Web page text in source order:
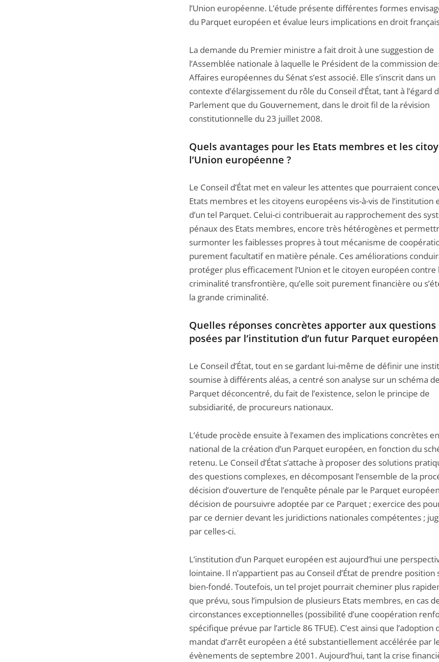
l’Union européenne. L’étude présente différentes formes
du Parquet européen et évalue leurs implications en droit
La demande du Premier ministre a fait droit à une suggestion de
l’Assemblée nationale à laquelle le Président de la commission
Affaires européennes du Sénat s’est associé. Elle s’inscrit dans un
contexte d’élargissement du rôle du Conseil d’État, tant à l’égard
Parlement que du Gouvernement, dans le droit fil de la révision
constitutionnelle du 23 juillet 2008.
Quels avantages pour les Etats membres et les
l’Union européenne ?
Le Conseil d’État met en valeur les attentes que pourraient
Etats membres et les citoyens européens vis-à-vis de l’institution
d’un tel Parquet. Celui-ci contribuerait au rapprochement des
pénaux des Etats membres, encore très hétérogènes et
surmonter les faiblesses propres à tout mécanisme de
purement facultatif en matière pénale. Ces améliorations
protéger plus efficacement l’Union et le citoyen européen contre
criminalité transfrontière, qu’elle soit purement financière ou
la grande criminalité.
Quelles réponses concrètes apporter aux questions
posées par l’institution d’un futur Parquet européen
Le Conseil d’État, tout en se gardant lui-même de définir une
soumise à différents aléas, a centré son analyse sur un schéma de
Parquet déconcentré, du fait de l’existence, selon le principe de
subsidiarité, de procureurs nationaux.
L’étude procède ensuite à l’examen des implications concrètes
national de la création d’un Parquet européen, en fonction du
retenu. Le Conseil d’État s’attache à proposer des solutions
des questions complexes, en décomposant l’ensemble de la
décision d’ouverture de l’enquête pénale par le Parquet
décision de poursuivre adoptée par ce Parquet ; exercice des
par ce dernier devant les juridictions nationales compétentes ;
par celles-ci.
L’institution d’un Parquet européen est aujourd’hui une
lointaine. Il n’appartient pas au Conseil d’État de prendre position
bien-fondé. Toutefois, un tel projet pourrait cheminer plus
que prévu, sous l’impulsion de plusieurs Etats membres, en cas
circonstances exceptionnelles (possibilité d’une coopération
spécifique prévue par l’article 86 TFUE). C’est ainsi que l’adoption
mandat d’arrêt européen a été substantiellement accélérée par
évènements de septembre 2001. Aujourd’hui, tant la crise